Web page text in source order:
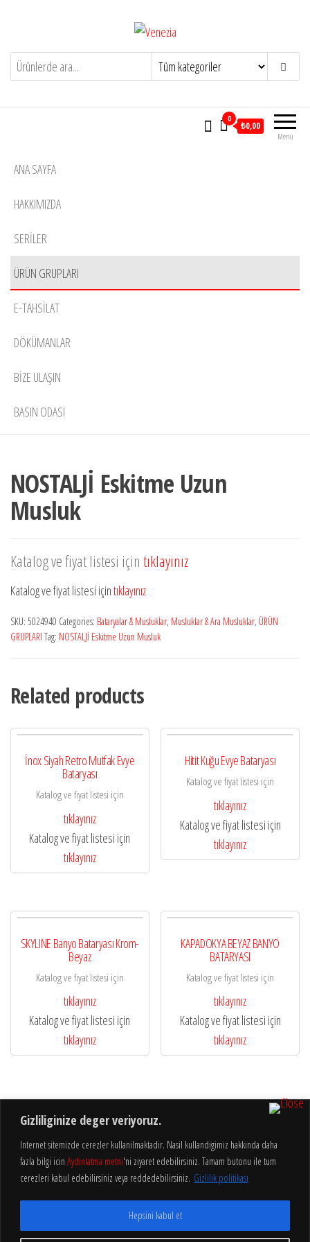
Gizliliginize deger veriyoruz.
Internet sitemizde cerezler kullanilmaktadir. Nasil kullandigimiz hakkinda daha
fazla bilgi icin Aydinlatma metni'ni ziyaret edebilirsiniz. Tamam butonu ile tum
cerezleri kabul edebilirsiniz veya reddedebilirsiniz. Gizlilik politikası
Hepsini kabul et
Venezia Yaşam için tasarlandı
Menü
0
₺0,00
ANA SAYFA
HAKKIMIZDA
SERİLER
ÜRÜN GRUPLARI
E-TAHSILAT
DÖKÜMANLAR
BIZE ULAŞIN
BASIN ODASI
NOSTALJİ Eskitme Uzun
Musluk
Katalog ve fiyat listesi içintıklayınız
Katalog ve fiyat listesi içintıklayınız
SKU: 5024940 Categories: Bataryalar & Musluklar, Musluklar & Ara Musluklar, ÜRÜN
GRUPLARI Tag: NOSTALJİ Eskitme Uzun Musluk
Related products
İnox Siyah Retro Mutfak Evye
Bataryası
Katalog ve fiyat listesi için
tıklayınız
Katalog ve fiyat listesi için
tıklayınız
Hitit Kuğu Evye Bataryası
Katalog ve fiyat listesi için
tıklayınız
Katalog ve fiyat listesi için
tıklayınız
SKYLINE Banyo Bataryası Krom-
Beyaz
Katalog ve fiyat listesi için
tıklayınız
Katalog ve fiyat listesi için
tıklayınız
KAPADOKYA BEYAZ BANYO
BATARYASI
Katalog ve fiyat listesi için
tıklayınız
Katalog ve fiyat listesi için
tıklayınız
Hakkımızda
Aydınlatma
Gizlilik